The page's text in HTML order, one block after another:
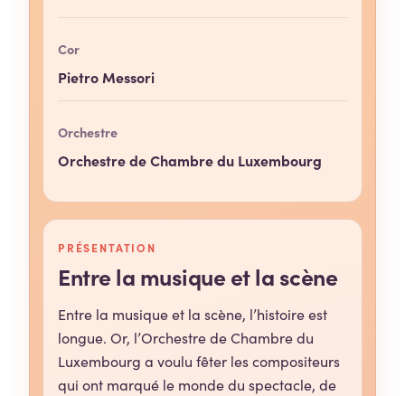
Cor
Pietro Messori
Orchestre
Orchestre de Chambre du Luxembourg
PRÉSENTATION
Entre la musique et la scène
Entre la musique et la scène, l’histoire est
longue. Or, l’Orchestre de Chambre du
Luxembourg a voulu fêter les compositeurs
qui ont marqué le monde du spectacle, de